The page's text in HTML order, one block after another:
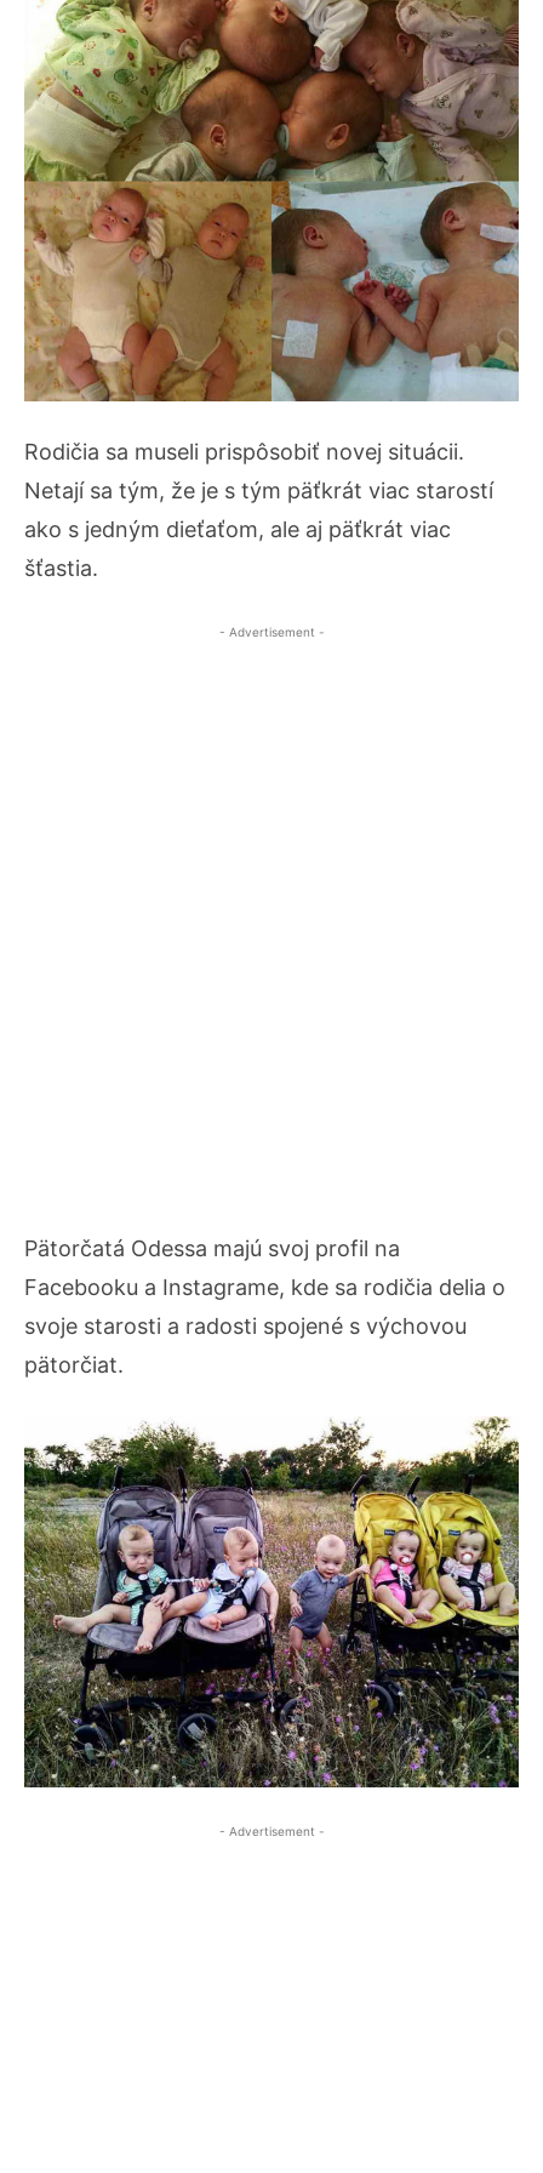
Rodičia sa museli prispôsobiť novej situácii.
Netají sa tým, že je s tým päťkrát viac starostí
ako s jedným dieťaťom, ale aj päťkrát viac
šťastia.
- Advertisement -
Pätorčatá Odessa majú svoj profil na
Facebooku a Instagrame, kde sa rodičia delia o
svoje starosti a radosti spojené s výchovou
pätorčiat.
- Advertisement -